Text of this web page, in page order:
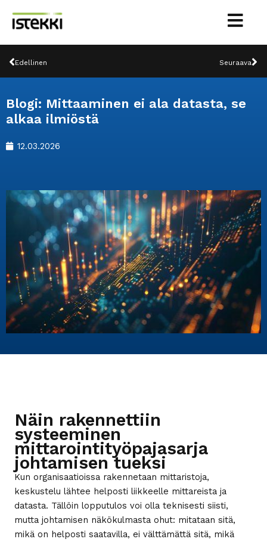
sisältöön
Prev
Edellinen Seuraava
Blogi: Mittaaminen ei ala datasta, se
alkaa ilmiöstä
12.03.2026
Näin rakennettiin
systeeminen
mittarointityöpajasarja
johtamisen tueksi
Kun organisaatioissa rakennetaan mittaristoja,
keskustelu lähtee helposti liikkeelle mittareista ja
datasta. Tällöin lopputulos voi olla teknisesti siisti,
mutta johtamisen näkökulmasta ohut: mitataan sitä,
mikä on helposti saatavilla, ei välttämättä sitä, mikä